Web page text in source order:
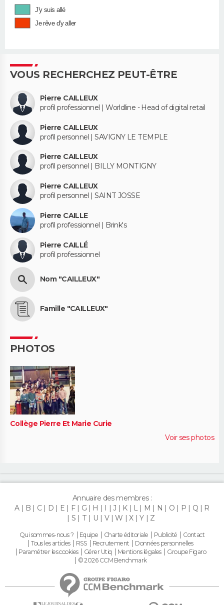
J'y suis allé
Je rêve d'y aller
VOUS RECHERCHEZ PEUT-ÊTRE
Pierre CAILLEUX
profil professionnel | Worldline - Head of digital retail
Pierre CAILLEUX
profil personnel | SAVIGNY LE TEMPLE
Pierre CAILLEUX
profil personnel | BILLY MONTIGNY
Pierre CAILLEUX
profil personnel | SAINT JOSSE
Pierre CAILLE
profil professionnel | Brink's
Pierre CAILLÉ
profil professionnel
Nom "CAILLEUX"
Famille "CAILLEUX"
PHOTOS
Collège Pierre Et Marie Curie
Voir ses photos
Annuaire des membres :
A
B C D E F G H I J K L M N O P Q
R
S
T U V W X Y Z
Qui sommes-nous ? Equipe Charte éditoriale Publicité
Contact
Tous les articles
RSS Recrutement
Données personnelles
Paramétrer les cookies
Gérer Utiq Mentions légales
Groupe Figaro
© 2026 CCM Benchmark